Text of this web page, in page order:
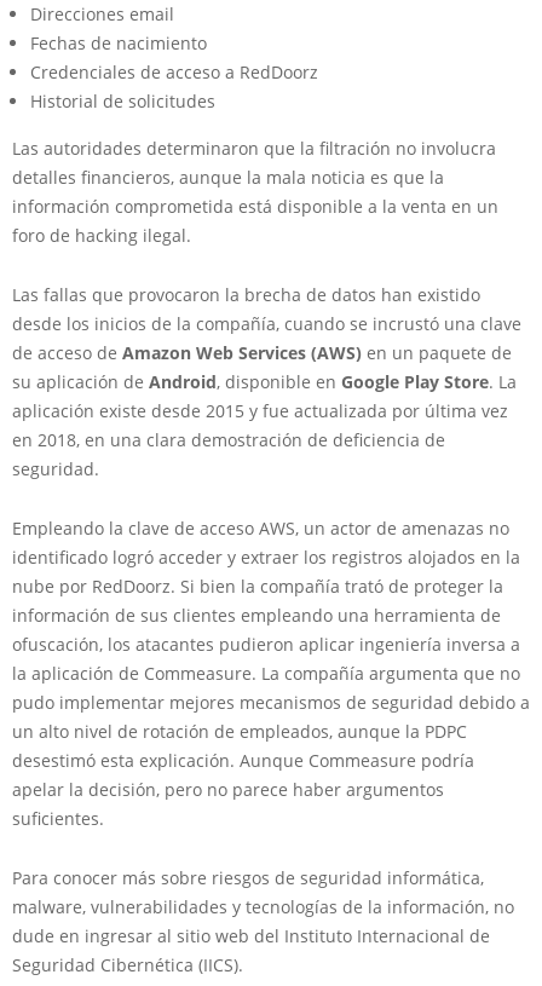
Direcciones email
Fechas de nacimiento
Credenciales de acceso a RedDoorz
Historial de solicitudes
Las autoridades determinaron que la filtración no involucra
detalles financieros, aunque la mala noticia es que la
información comprometida está disponible a la venta en un
foro de hacking ilegal.
Las fallas que provocaron la brecha de datos han existido
desde los inicios de la compañía, cuando se incrustó una clave
de acceso de Amazon Web Services (AWS) en un paquete de
su aplicación de Android, disponible en Google Play Store. La
aplicación existe desde 2015 y fue actualizada por última vez
en 2018, en una clara demostración de deficiencia de
seguridad.
Empleando la clave de acceso AWS, un actor de amenazas no
identificado logró acceder y extraer los registros alojados en la
nube por RedDoorz. Si bien la compañía trató de proteger la
información de sus clientes empleando una herramienta de
ofuscación, los atacantes pudieron aplicar ingeniería inversa a
la aplicación de Commeasure. La compañía argumenta que no
pudo implementar mejores mecanismos de seguridad debido a
un alto nivel de rotación de empleados, aunque la PDPC
desestimó esta explicación. Aunque Commeasure podría
apelar la decisión, pero no parece haber argumentos
suficientes.
Para conocer más sobre riesgos de seguridad informática,
malware, vulnerabilidades y tecnologías de la información, no
dude en ingresar al sitio web del Instituto Internacional de
Seguridad Cibernética (IICS).